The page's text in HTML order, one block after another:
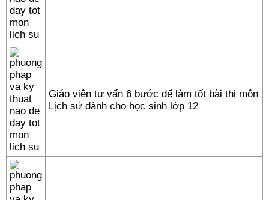
Giáo viên tư vấn 6 bước để làm tốt bài thi môn
Lịch sử dành cho học sinh lớp 12